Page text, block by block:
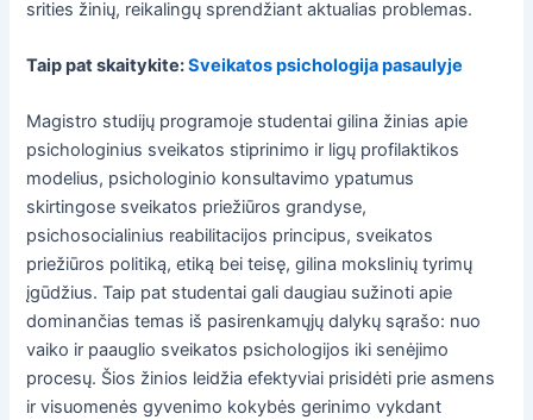
srities žinių, reikalingų sprendžiant aktualias problemas.
Taip pat skaitykite:Sveikatos psichologija pasaulyje
Magistro studijų programoje studentai gilina žinias apie
psichologinius sveikatos stiprinimo ir ligų profilaktikos
modelius, psichologinio konsultavimo ypatumus
skirtingose sveikatos priežiūros grandyse,
psichosocialinius reabilitacijos principus, sveikatos
priežiūros politiką, etiką bei teisę, gilina mokslinių tyrimų
įgūdžius. Taip pat studentai gali daugiau sužinoti apie
dominančias temas iš pasirenkamųjų dalykų sąrašo: nuo
vaiko ir paauglio sveikatos psichologijos iki senėjimo
procesų. Šios žinios leidžia efektyviai prisidėti prie asmens
ir visuomenės gyvenimo kokybės gerinimo vykdant